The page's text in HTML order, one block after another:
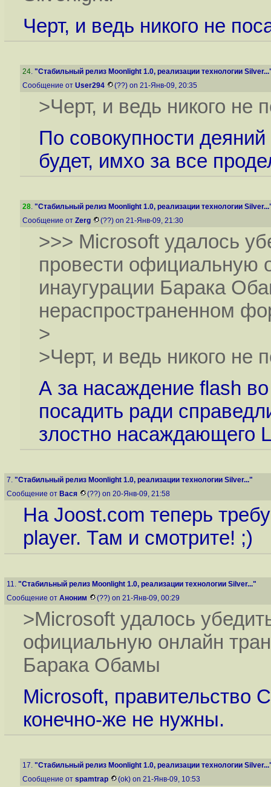
Черт, и ведь никого не
24. "Стабильный релиз Moonlight 1.0, реализации технологии
Сообщение от User294 (??) on 21-Янв-09, 20:35
>Черт, и ведь никого не
По совокупности
будет, имхо за все
28. "Стабильный релиз Moonlight 1.0, реализации технологии
Сообщение от Zerg (??) on 21-Янв-09, 21:30
>>> Microsoft удалось
провести официальную
инаугурации Барака
нераспространенном
>
>Черт, и ведь никого не
А за насаждение flash
посадить ради
злостно насаждающего
7. "Стабильный релиз Moonlight 1.0, реализации технологии Silver..."
Сообщение от Вася (??) on 20-Янв-09, 21:58
На Joost.com теперь
player. Там и смотрите! ;)
11. "Стабильный релиз Moonlight 1.0, реализации технологии Silver..."
Сообщение от Аноним (??) on 21-Янв-09, 00:29
>Microsoft удалось
официальную онлайн
Барака Обамы
Microsoft,
конечно-же не нужны.
17. "Стабильный релиз Moonlight 1.0, реализации технологии
Сообщение от spamtrap (ok) on 21-Янв-09, 10:53